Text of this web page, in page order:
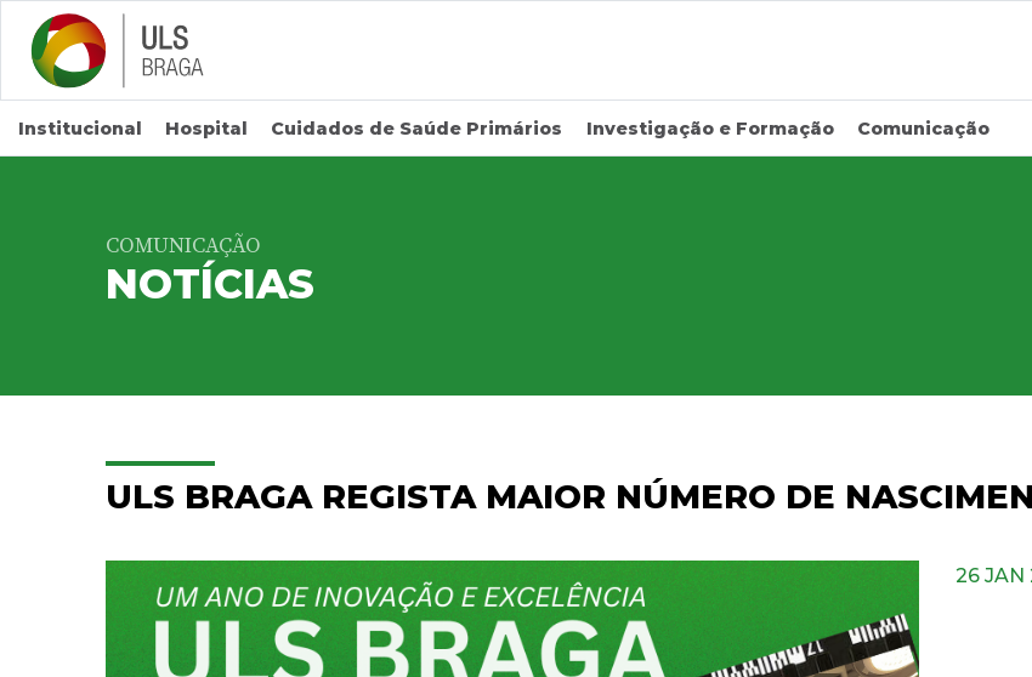
Saltar para conteúdo principal
Institucional Hospital Cuidados de Saúde Primários Investigação e Formação Comunicação
COMUNICAÇÃO
NOTÍCIAS
ULS BRAGA REGISTA MAIOR NÚMERO DE
26 JAN